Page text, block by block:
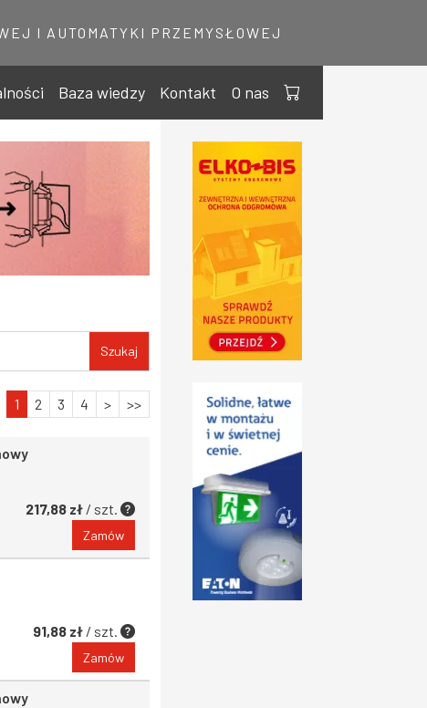
I AUTOMATYKI PRZEMYSŁOWEJ
Baza wiedzy Kontakt O nas
Szukaj
1 2 3 4 > >>
217,88 zł / szt.
Zamów
91,88 zł / szt.
Zamów